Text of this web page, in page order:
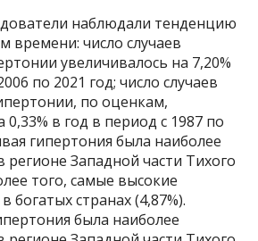
наблюдали тенденцию
времени: число случаев
увеличивалось на 7,20%
по 2021 год; число случаев
по оценкам,
0,33% в год в период с 1987 по
гипертония была наиболее
регионе Западной части Тихого
того, самые высокие
богатых странах (4,87%).
была наиболее